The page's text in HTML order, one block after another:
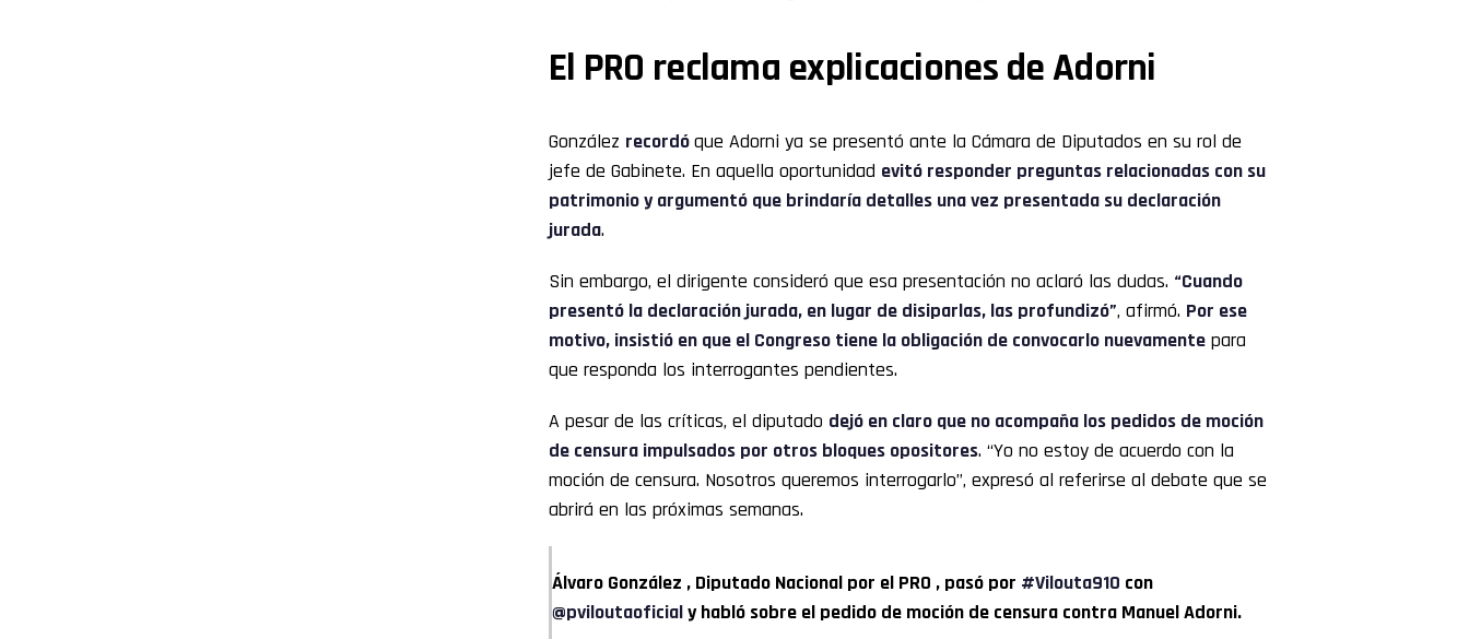
El PRO reclama explicaciones de Adorni
González recordóque Adorni ya se presentó ante la Cámara de Diputados en su rol de
jefe de Gabinete. En aquella oportunidad evitó responder preguntas relacionadas con su
patrimonio y argumentó que brindaría detalles una vez presentada su declaración
jurada.
Sin embargo, el dirigente consideró que esa presentación no aclaró las dudas. “Cuando
presentó la declaración jurada, en lugar de disiparlas, las profundizó”, afirmó. Por ese
motivo, insistió en que el Congreso tiene la obligación de convocarlo nuevamente para
que responda los interrogantes pendientes.
A pesar de las críticas, el diputado dejó en claro que no acompaña los pedidos de moción
de censura impulsados por otros bloques opositores. “Yo no estoy de acuerdo con la
moción de censura. Nosotros queremos interrogarlo”, expresó al referirse al debate que se
abrirá en las próximas semanas.
Álvaro González , Diputado Nacional por el PRO , pasó por #Vilouta910 con
@pviloutaoficialy habló sobre el pedido de moción de censura contra Manuel Adorni.